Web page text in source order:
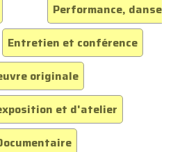
Performance, danse
Entretien et conférence
originale
et d'atelier